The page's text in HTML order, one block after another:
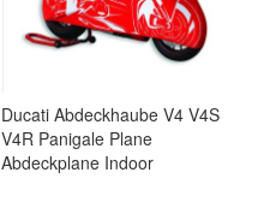
Ducati Abdeckhaube V4 V4S
V4R Panigale Plane
Abdeckplane Indoor